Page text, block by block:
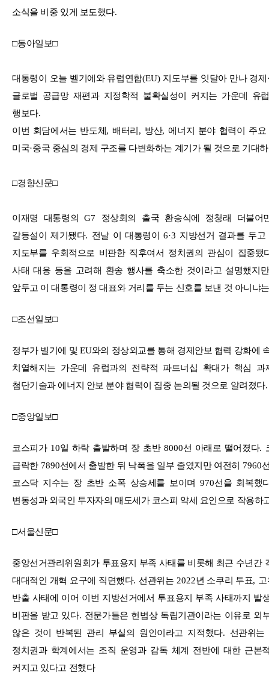
소식을 비중 있게 보도했다.
□동아일보□
대통령이 오늘 벨기에와 유럽연합(EU) 지도부를 잇달아 만나 경제
글로벌 공급망 재편과 지정학적 불확실성이 커지는 가운데 유
행보다.
이번 회담에서는 반도체 ,배터리 , 방산,에너지 분야 협력이 주
미국·중국 중심의 경제 구조를 다변화하는 계기가 될 것으로 기대
□경향신문□
이재명 대통령의G7 정상회의 출국 환송식에 정청래 더불어
갈등설이 제기됐다. 전날 이 대통령이6·3 지방선거 결과를 두고
지도부를 우회적으로 비판한 직후여서 정치권의 관심이 집중됐
사태 대응 등을 고려해 환송 행사를 축소한 것이라고 설명했지만
앞두고 이 대통령이 정 대표와 거리를 두는 신호를 보낸 것 아니냐
□조선일보□
정부가 벨기에 및 EU와의 정상외교를 통해 경제안보 협력 강화에
치열해지는 가운데 유럽과의 전략적 파트너십 확대가 핵심 과
첨단기술과 에너지 안보 분야 협력이 집중 논의될 것으로 알려졌다.
□중앙일보□
코스피가 10일 하락 출발하며 장 초반 8000선 아래로 떨어졌다.
급락한 7890선에서 출발한 뒤 낙폭을 일부 줄였지만 여전히 7960
코스닥 지수는 장 초반 소폭 상승세를 보이며970선을 회복했
변동성과 외국인 투자자의 매도세가 코스피 약세 요인으로 작용하
□서울신문□
중앙선거관리위원회가 투표용지 부족 사태를 비롯해 최근 수년간
대대적인 개혁 요구에 직면했다. 선관위는 2022년 소쿠리 투표,
반출 사태에 이어 이번 지방선거에서 투표용지 부족 사태까지 발
비판을 받고 있다. 전문가들은 헌법상 독립기관이라는 이유로 외
않은 것이 반복된 관리 부실의 원인이라고 지적했다. 선관위는
정치권과 학계에서는 조직 운영과 감독 체계 전반에 대한 근본
커지고 있다고 전했다